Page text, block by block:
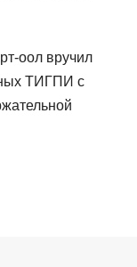
оол вручил
ТИГПИ с